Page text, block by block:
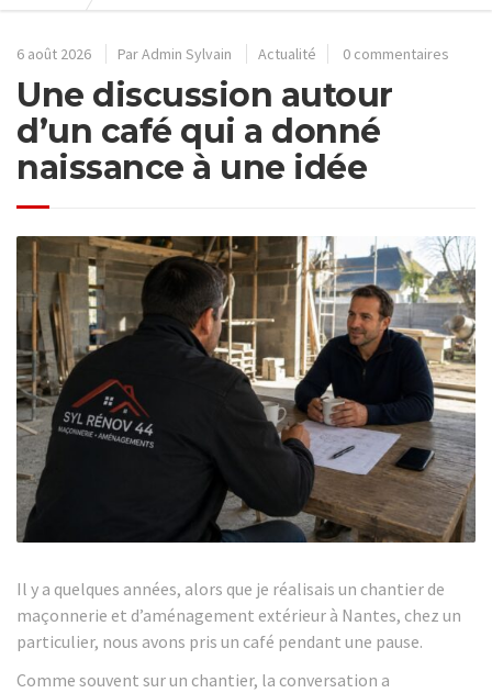
6 août 2026 ParAdmin Sylvain Actualité 0 commentaires
Une discussion autour
d’un café qui a donné
naissance à une idée
Il y a quelques années, alors que je réalisais un chantier de
maçonnerie et d’aménagement extérieur à Nantes, chez un
particulier, nous avons pris un café pendant une pause.
Comme souvent sur un chantier, la conversation a